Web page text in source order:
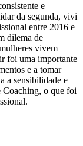
e
da segunda, vivi
entre 2016 e
dilema de
vivem
foi uma importante
e a tomar
a sensibilidade e
Coaching, o que foi